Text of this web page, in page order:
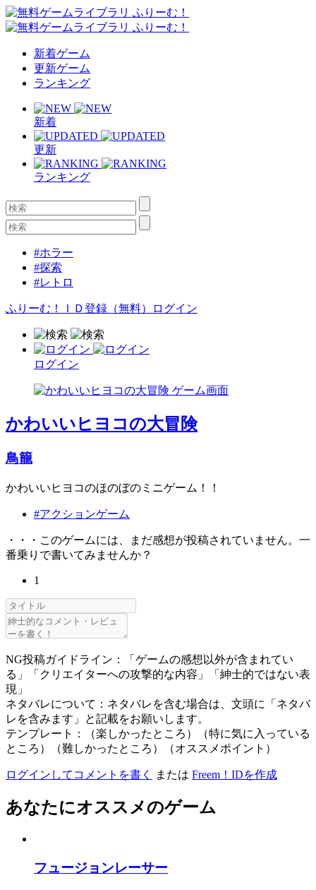
新着ゲーム
更新ゲーム
ランキング
新着
更新
ランキング
#ホラー
#探索
#レトロ
ふりーむ！ＩＤ登録（無料） ログイン
ログイン
かわいいヒヨコの大冒険
鳥籠
かわいいヒヨコのほのぼのミニゲーム！！
#アクションゲーム
・・・このゲームには、まだ感想が投稿されていません。一
番乗りで書いてみませんか？
1
NG投稿ガイドライン：「ゲームの感想以外が含まれてい
る」「クリエイターへの攻撃的な内容」「紳士的ではない表
現」
ネタバレについて：ネタバレを含む場合は、文頭に「ネタバ
レを含みます」と記載をお願いします。
テンプレート：（楽しかったところ）（特に気に入っている
ところ）（難しかったところ）（オススメポイント）
ログインしてコメントを書く または Freem！IDを作成
あなたにオススメのゲーム
フュージョンレーサー